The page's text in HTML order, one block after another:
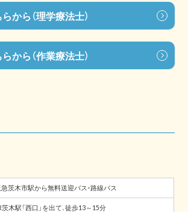
から（理学療法士）
から（作業療法士）
茨木市駅から無料送迎バス・路線バス
茨木駅「西口」を出て、徒歩13～15分